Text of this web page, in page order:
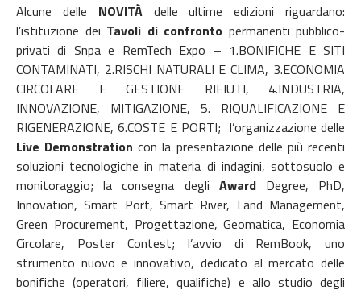
Alcune delle NOVITÀdelle ultime edizioni riguardano:
l’istituzione dei Tavoli di confronto permanenti pubblico-
privati di Snpa e RemTech Expo – 1.BONIFICHE E SITI
CONTAMINATI, 2.RISCHI NATURALI E CLIMA, 3.ECONOMIA
CIRCOLARE E GESTIONE RIFIUTI, 4.INDUSTRIA,
INNOVAZIONE, MITIGAZIONE, 5. RIQUALIFICAZIONE E
RIGENERAZIONE, 6.COSTE E PORTI; l’organizzazione delle
Live Demonstration con la presentazione delle più recenti
soluzioni tecnologiche in materia di indagini, sottosuolo e
monitoraggio; la consegna degli AwardDegree, PhD,
Innovation, Smart Port, Smart River, Land Management,
Green Procurement, Progettazione, Geomatica, Economia
Circolare, Poster Contest; l’avvio di RemBook, uno
strumento nuovo e innovativo, dedicato al mercato delle
bonifiche (operatori, filiere, qualifiche) e allo studio degli